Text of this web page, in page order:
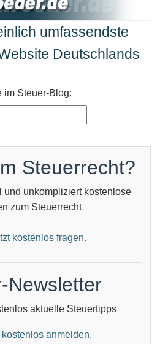
umfassendste
Deutschlands
im Steuer-Blog:
Steuerrecht?
und unkompliziert kostenlose
zum Steuerrecht
kostenlos fragen.
Newsletter
aktuelle Steuertipps
kostenlos anmelden.